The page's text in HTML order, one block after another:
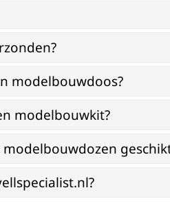
modelbouwdoos?
modelbouwkit?